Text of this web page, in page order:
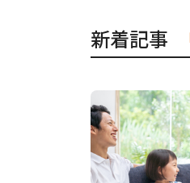
新着記事